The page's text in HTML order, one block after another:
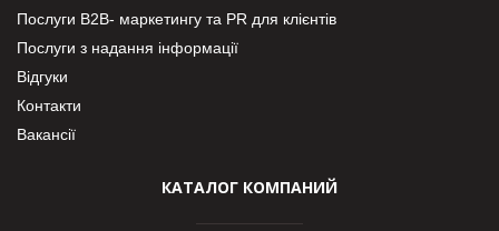
Послуги В2В- маркетингу та PR для клієнтів
Послуги з надання інформації
Відгуки
Контакти
Вакансії
КАТАЛОГ КОМПАНИЙ